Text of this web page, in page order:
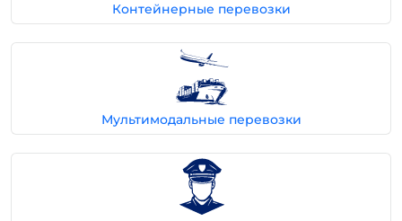
Контейнерные перевозки
Мультимодальные перевозки